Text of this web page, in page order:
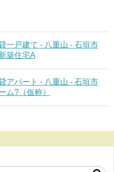
一戸建て - 八重山 - 石垣市
築住宅A
アパート - 八重山 - 石垣市
ム?（仮称）